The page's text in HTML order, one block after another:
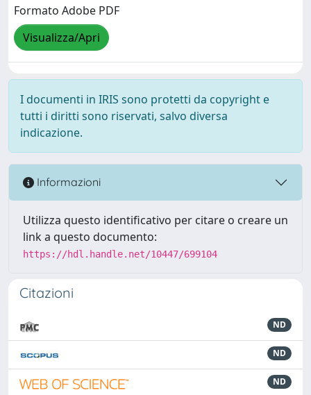
Formato Adobe PDF
Visualizza/Apri
I documenti in IRIS sono protetti da copyright e
tutti i diritti sono riservati, salvo diversa
indicazione.
Informazioni
Utilizza questo identificativo per citare o creare un
link a questo documento:
https://hdl.handle.net/10447/699104
Citazioni
ND
ND
ND